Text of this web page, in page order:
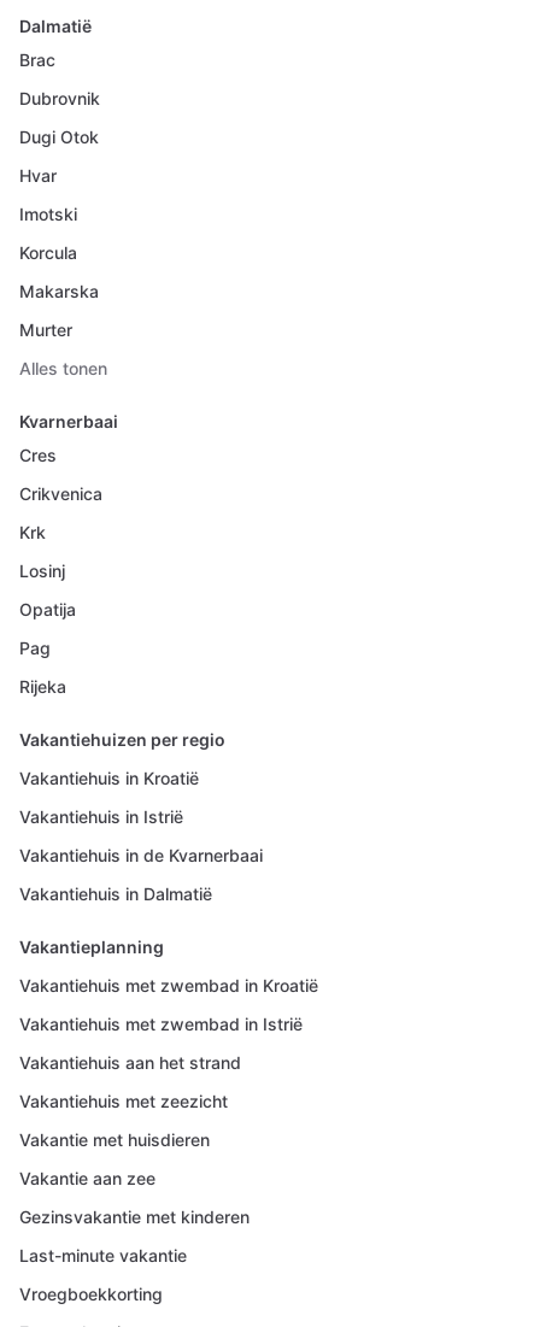
Dalmatië
Brac
Dubrovnik
Dugi Otok
Hvar
Imotski
Korcula
Makarska
Murter
Alles tonen
Kvarnerbaai
Cres
Crikvenica
Krk
Losinj
Opatija
Pag
Rijeka
Vakantiehuizen per regio
Vakantiehuis in Kroatië
Vakantiehuis in Istrië
Vakantiehuis in de Kvarnerbaai
Vakantiehuis in Dalmatië
Vakantieplanning
Vakantiehuis met zwembad in Kroatië
Vakantiehuis met zwembad in Istrië
Vakantiehuis aan het strand
Vakantiehuis met zeezicht
Vakantie met huisdieren
Vakantie aan zee
Gezinsvakantie met kinderen
Last-minute vakantie
Vroegboekkorting